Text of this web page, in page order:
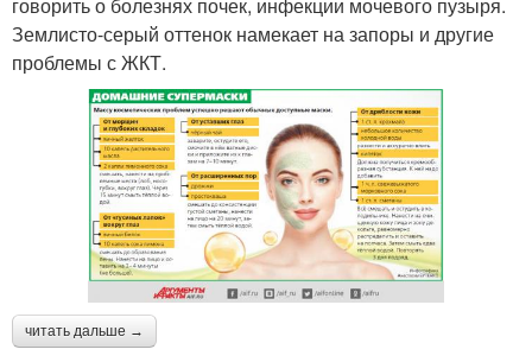
говорить о болезнях почек, инфекции мочевого пузыря.
Землисто-серый оттенок намекает на запоры и другие
проблемы с ЖКТ.
читать дальше →